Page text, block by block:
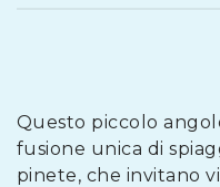
Questo piccolo
fusione unica di
pinete, che invitano